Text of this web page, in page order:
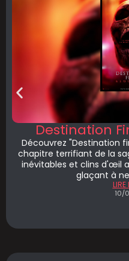
Destination
Découvrez "Destination
chapitre terrifiant de la
inévitables et clins d'œil
glaçant à
LIRE
10/